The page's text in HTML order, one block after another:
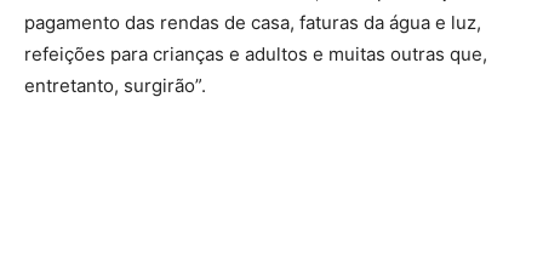
pagamento das rendas de casa, faturas da água e luz,
refeições para crianças e adultos e muitas outras que,
entretanto, surgirão”.